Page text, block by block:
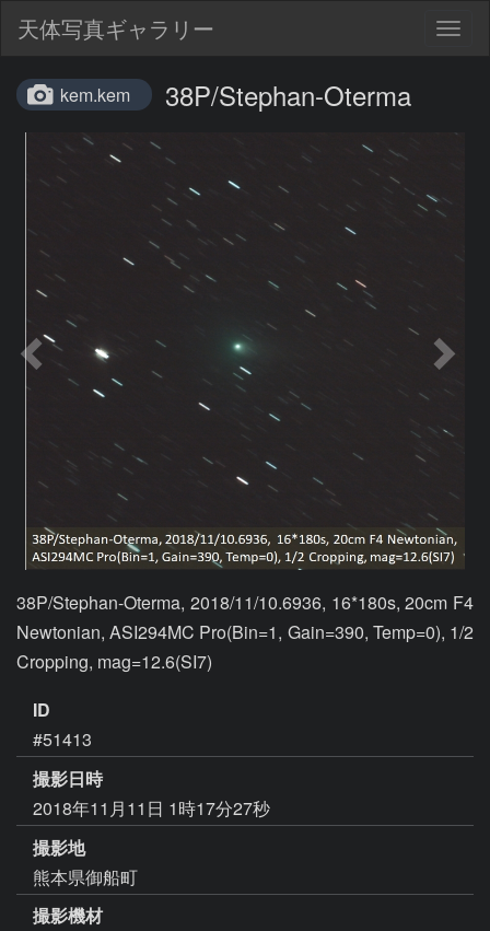
天体写真ギャラリー
kem.kem 38P/Stephan-Oterma
38P/Stephan-Oterma, 2018/11/10.6936, 16*180s, 20cm F4
Newtonian, ASI294MC Pro(Bin=1, Gain=390, Temp=0), 1/2
Cropping, mag=12.6(SI7)
ID
#51413
撮影日時
2018年11月11日 1時17分27秒
撮影地
熊本県御船町
撮影機材